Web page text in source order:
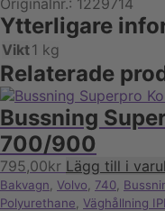
Originalnr.: 1229714
Ytterligare
Vikt1 kg
Relaterade
Bussning
700/900
795,00kr Lägg till i
Bakvagn Volvo 740
Polyurethane Väghållning